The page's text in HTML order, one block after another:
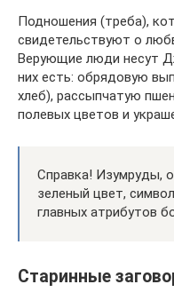
Подношения (треба),
свидетельствуют о
Верующие люди несут
них есть: обрядовую
хлеб), рассыпчатую
полевых цветов и
Справка! Изумруды,
зеленый цвет,
главных атрибутов
Старинные